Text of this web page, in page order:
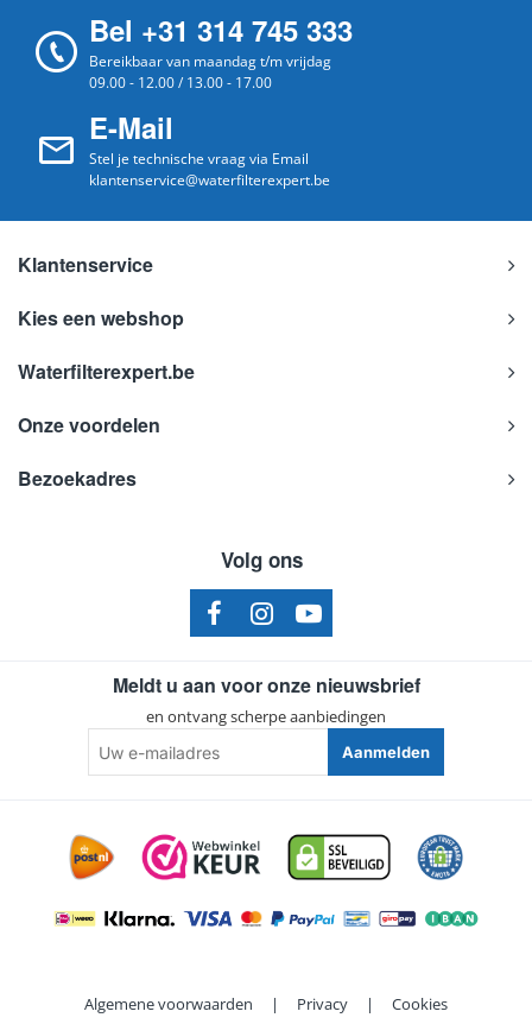
Bel +31 314 745 333
Bereikbaar van maandag t/m vrijdag
09.00 - 12.00 / 13.00 - 17.00
E-Mail
Stel je technische vraag via Email
klantenservice@waterfilterexpert.be
Klantenservice
Kies een webshop
Waterfilterexpert.be
Onze voordelen
Bezoekadres
Volg ons
Meldt u aan voor onze nieuwsbrief
en ontvang scherpe aanbiedingen
e-
mailadres
Aanmelden
Algemene voorwaarden | Privacy | Cookies